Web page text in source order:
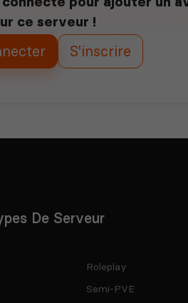
ce serveur !
S'inscrire
De Serveur
Roleplay
Semi-PVE